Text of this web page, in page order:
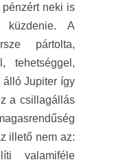
neki is
A
pártolta,
tehetséggel,
álló Jupiter így
a csillagállás
illető nem az:
valamiféle